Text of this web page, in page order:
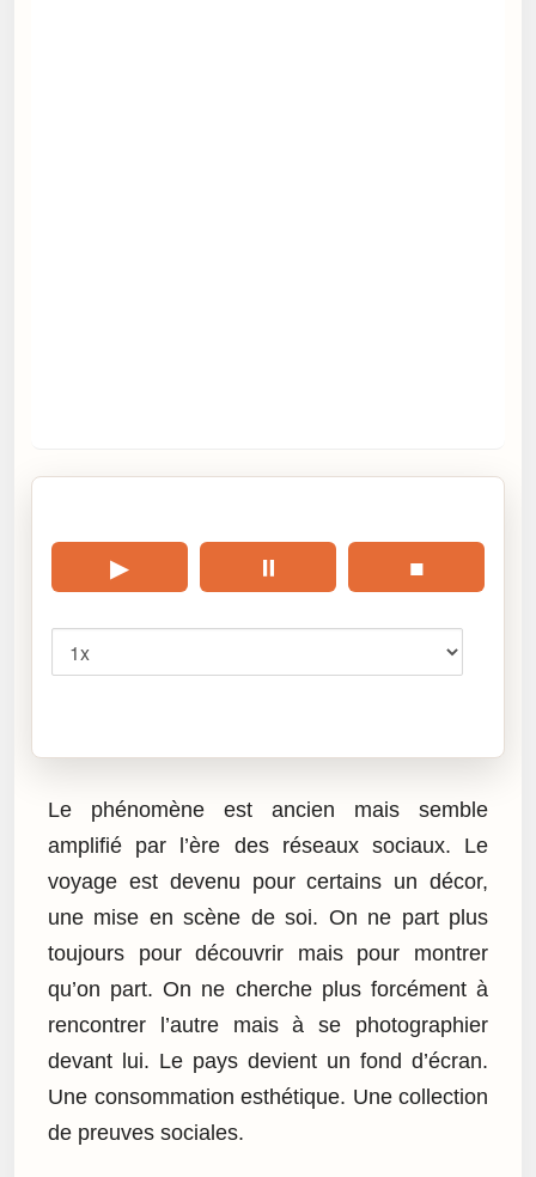
▶ ⏸ ■
Le phénomène est ancien mais semble
amplifié par l’ère des réseaux sociaux. Le
voyage est devenu pour certains un décor,
une mise en scène de soi. On ne part plus
toujours pour découvrir mais pour montrer
qu’on part. On ne cherche plus forcément à
rencontrer l’autre mais à se photographier
devant lui. Le pays devient un fond d’écran.
Une consommation esthétique. Une collection
de preuves sociales.